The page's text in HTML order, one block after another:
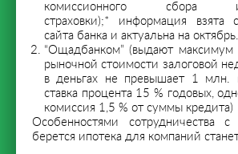
комиссионного сбора
страховки);* информация взята
сайта банка и актуальна на
“Ощадбанком” (выдают
рыночной стоимости залоговой
в деньгах не превышает 1 млн.
ставка процента 15 % годовых,
комиссия 1,5 % от суммы кредита)
Особенностями сотрудничества с
берется ипотека для компаний